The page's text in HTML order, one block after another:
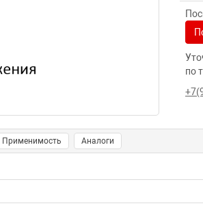
по
Применимость Аналоги